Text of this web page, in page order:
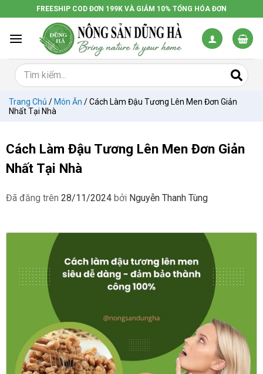
đến
dung
FREESHIP COD ĐƠN 199K VÀ GIẢM 10% TỔNG HÓA ĐƠN
Trang Chủ / Món Ăn /Cách Làm Đậu Tương Lên Men Đơn Giản
Nhất Tại Nhà
Cách Làm Đậu Tương Lên Men Đơn Giản
Nhất Tại Nhà
Đã đăng trên 28/11/2024 bởi Nguyễn Thanh Tùng